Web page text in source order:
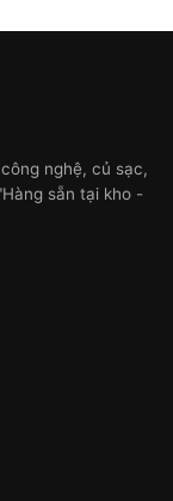
nghệ, củ sạc,
sẵn tại kho -